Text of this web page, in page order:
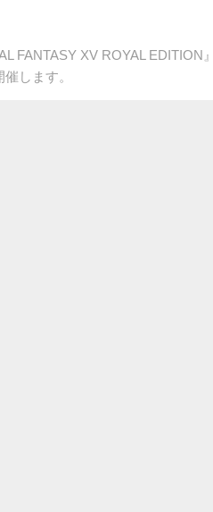
FANTASY XV ROYAL
します。